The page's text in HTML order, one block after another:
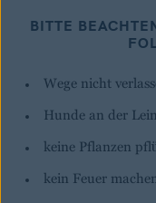
BITTE
Wege nicht
Hunde an der
keine Pflanzen
kein Feuer machen